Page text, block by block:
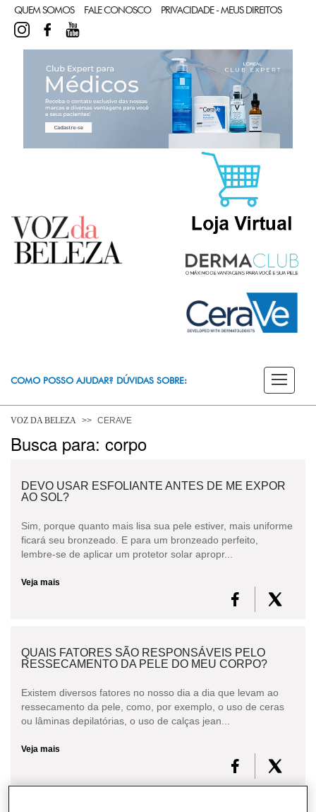
QUEM SOMOS FALE CONOSCO PRIVACIDADE - MEUS DIREITOS
INSTAGRAMFACEBOOK
COMO POSSO AJUDAR? DÚVIDAS SOBRE:
PELE
VOZ DA BELEZA CERAVE
Busca para: corpo
DEVO USAR ESFOLIANTE ANTES DE ME EXPOR
AO SOL?
Sim, porque quanto mais lisa sua pele estiver, mais uniforme
ficará seu bronzeado. E para um bronzeado perfeito,
lembre-se de aplicar um protetor solar apropr...
Veja mais
QUAIS FATORES SÃO RESPONSÁVEIS PELO
RESSECAMENTO DA PELE DO MEU CORPO?
Existem diversos fatores no nosso dia a dia que levam ao
ressecamento da pele, como, por exemplo, o uso de ceras
ou lâminas depilatórias, o uso de calças jean...
Veja mais